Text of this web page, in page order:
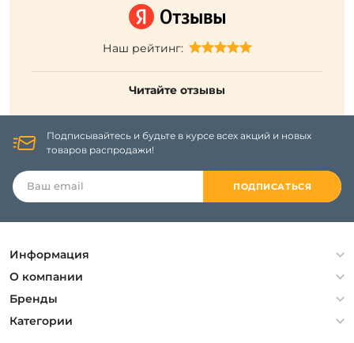
Наш рейтинг:
Читайте отзывы
Подписывайтесь и будьте в курсе всех акций и новых
товаров распродажи!
ПОДПИСАТЬСЯ
Информация
Политика конфиденциальности
Гарантия
Оплата и доставка
О компании
О компании
Контакты
Бренды
Artelamp
Категории